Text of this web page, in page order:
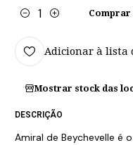
Quantidade
Comprar
Adicionar à lista
Mostrar stock das
DESCRIÇÃO
Amiral de Beychevelle é